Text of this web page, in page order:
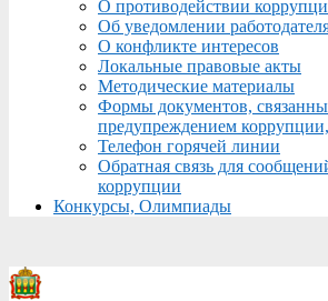
О противодействии
Об уведомлении
О конфликте интересов
Локальные правовые акты
Методические материалы
Формы документов,
предупреждением
Телефон горячей линии
Обратная связь для
коррупции
Конкурсы, Олимпиады